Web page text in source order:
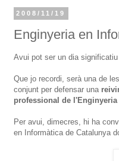
2008/11/19
Enginyeria en
Avui pot ser un dia significatiu
Que jo recordi, serà una de
conjunt per defensar una
professional de
Per avui, dimecres, hi ha
en Informàtica de Catalunya